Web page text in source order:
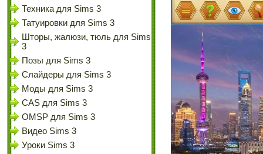
Техника для Sims 3
Татуировки для Sims 3
Шторы, жалюзи, тюль для Sims
3
Позы для Sims 3
Слайдеры для Sims 3
Моды для Sims 3
CAS для Sims 3
OMSP для Sims 3
Видео Sims 3
Уроки Sims 3